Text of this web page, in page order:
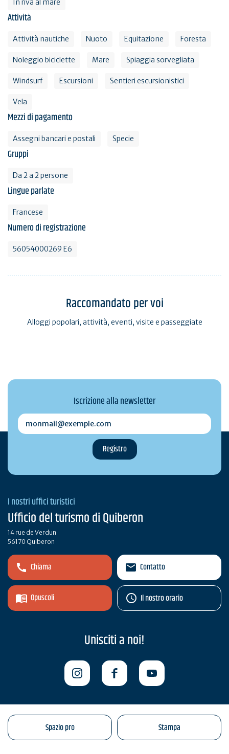
In riva al mare
Attività
Attività nautiche Nuoto Equitazione Foresta
Noleggio biciclette Mare Spiaggia sorvegliata
Windsurf Escursioni Sentieri escursionistici
Vela
Mezzi di pagamento
Assegni bancari e postali Specie
Gruppi
Da 2 a 2 persone
Lingue parlate
Francese
Numero di registrazione
56054000269 E6
Raccomandato per voi
Alloggi popolari, attività, eventi, visite e passeggiate
Iscrizione alla newsletter
monmail@exemple.com
I nostri uffici turistici
Ufficio del turismo di Quiberon
14 rue de Verdun
56170 Quiberon
Chiama
Opuscoli
Contatto
Il nostro orario
Unisciti a noi!
Spazio pro Stampa